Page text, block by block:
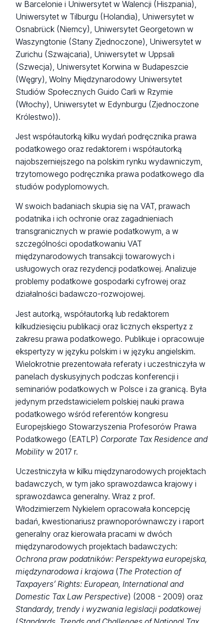
w Barcelonie i Uniwersytet w Walencji (Hiszpania),
Uniwersytet w Tilburgu (Holandia), Uniwersytet w
Osnabrück (Niemcy), Uniwersytet Georgetown w
Waszyngtonie (Stany Zjednoczone), Uniwersytet w
Zurichu (Szwajcaria), Uniwersytet w Uppsali
(Szwecja), Uniwersytet Korwina w Budapeszcie
(Węgry), Wolny Międzynarodowy Uniwersytet
Studiów Społecznych Guido Carli w Rzymie
(Włochy), Uniwersytet w Edynburgu (Zjednoczone
Królestwo)).
Jest współautorką kilku wydań podręcznika prawa
podatkowego oraz redaktorem i współautorką
najobszerniejszego na polskim rynku wydawniczym,
trzytomowego podręcznika prawa podatkowego dla
studiów podyplomowych.
W swoich badaniach skupia się na VAT, prawach
podatnika i ich ochronie oraz zagadnieniach
transgranicznych w prawie podatkowym, a w
szczególności opodatkowaniu VAT
międzynarodowych transakcji towarowych i
usługowych oraz rezydencji podatkowej. Analizuje
problemy podatkowe gospodarki cyfrowej oraz
działalności badawczo-rozwojowej.
Jest autorką, współautorką lub redaktorem
kilkudziesięciu publikacji oraz licznych ekspertyz z
zakresu prawa podatkowego. Publikuje i opracowuje
ekspertyzy w języku polskim i w języku angielskim.
Wielokrotnie prezentowała referaty i uczestniczyła w
panelach dyskusyjnych podczas konferencji i
seminariów podatkowych w Polsce i za granicą. Była
jedynym przedstawicielem polskiej nauki prawa
podatkowego wśród referentów kongresu
Europejskiego Stowarzyszenia Profesorów Prawa
Podatkowego (EATLP) Corporate Tax Residence and
Mobility w 2017 r.
Uczestniczyła w kilku międzynarodowych projektach
badawczych, w tym jako sprawozdawca krajowy i
sprawozdawca generalny. Wraz z prof.
Włodzimierzem Nykielem opracowała koncepcję
badań, kwestionariusz prawnoporównawczy i raport
generalny oraz kierowała pracami w dwóch
międzynarodowych projektach badawczych:
Ochrona praw podatników: Perspektywa europejska,
międzynarodowa i krajowa (The Protection of
Taxpayers’ Rights: European, International and
Domestic Tax Law Perspective) (2008 - 2009) oraz
Standardy, trendy i wyzwania legislacji podatkowej